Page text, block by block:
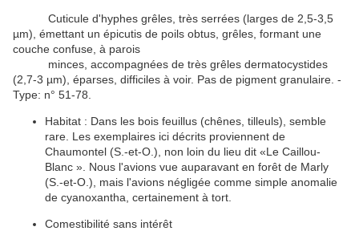
Cuticule d'hyphes grêles , très serrées (larges de 2,5-3,5
µm), émettant un épicutis de poils obtus grêles , formant une
couche confuse, à parois
minces , accompagnées de très grêles dermatocystides
(2,7-3 µm), éparses, difficiles à voir. Pas de pigment granulaire. -
Type: n° 51-78.
Habitat : Dans les bois feuillus (chênes, tilleuls), semble
rare. Les exemplaires ici décrits proviennent de
Chaumontel (S.-et-O.), non loin du lieu dit «Le Caillou-
Blanc ». Nous l'avions vue auparavant en forêt de Marly
(S.-et-O.), mais l'avions négligée comme simple anomalie
de cyanoxantha, certainement à tort.
Comestibilité sans intérêt